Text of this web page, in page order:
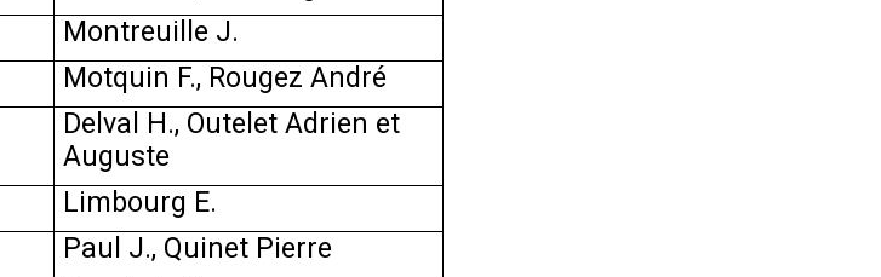
Montreuille J.
Motquin F., Rougez André
Delval H., Outelet Adrien et
Auguste
Limbourg E.
Paul J., Quinet Pierre